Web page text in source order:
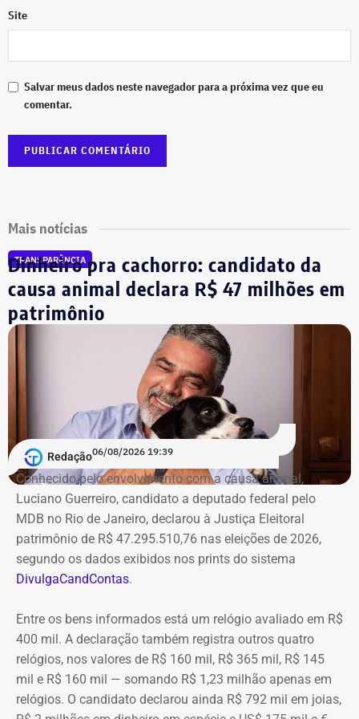
Site
Salvar meus dados neste navegador para a próxima vez que eu
comentar.
Mais notícias
TRANSPARÊNCIA
Dinheiro pra cachorro: candidato da
causa animal declara R$ 47 milhões em
patrimônio
Redação06/08/2026 19:39
Conhecido pelo envolvimento com a causa animal,
Luciano Guerreiro, candidato a deputado federal pelo
MDB no Rio de Janeiro, declarou à Justiça Eleitoral
patrimônio de R$ 47.295.510,76 nas eleições de 2026,
segundo os dados exibidos nos prints do sistema
DivulgaCandContas.
Entre os bens informados está um relógio avaliado em R$
400 mil. A declaração também registra outros quatro
relógios, nos valores de R$ 160 mil, R$ 365 mil, R$ 145
mil e R$ 160 mil — somando R$ 1,23 milhão apenas em
relógios. O candidato declarou ainda R$ 792 mil em joias,